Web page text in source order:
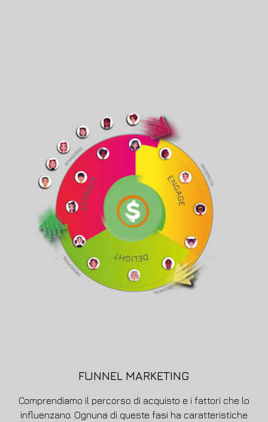
FUNNEL MARKETING
Comprendiamo il percorso di acquisto e i fattori che lo
influenzano. Ognuna di queste fasi ha caratteristiche